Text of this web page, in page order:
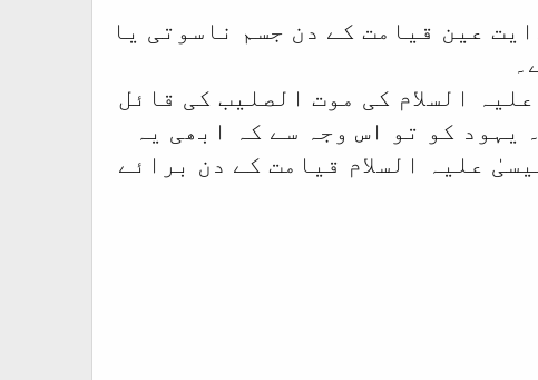
عین قیامت کے دن جسم ناسوتی یا
السلام کی موت الصلیب کی قائل
کو تو اس وجہ سے کہ ابھی یہ
علیہ السلام قیامت کے دن برائے